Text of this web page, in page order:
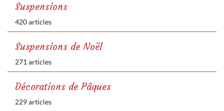
Suspensions
420 articles
Suspensions de Noël
271 articles
Décorations de Pâques
229 articles